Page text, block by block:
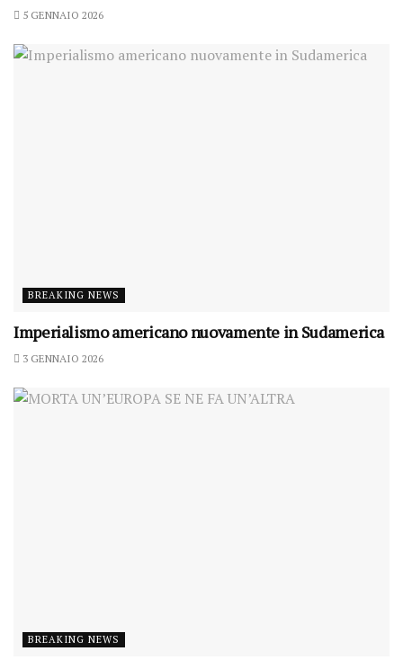
5 GENNAIO 2026
BREAKING NEWS
Imperialismo americano nuovamente in Sudamerica
3 GENNAIO 2026
BREAKING NEWS